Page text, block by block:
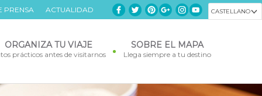
CASTELLANO
PRENSA ACTUALIDAD
ORGANIZA TU VIAJE
prácticos antes de visitarnos
SOBRE EL MAPA
Llega siempre a tu destino